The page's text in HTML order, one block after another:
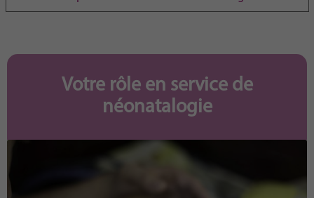
Votre rôle en service de
néonatalogie
generierte ID, für die historische Speicherung